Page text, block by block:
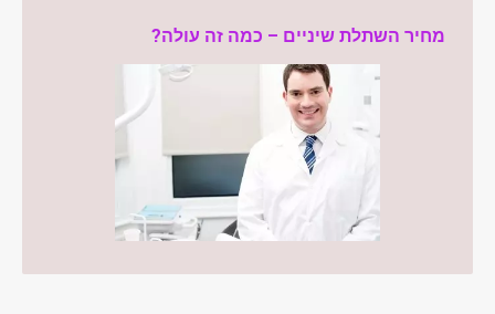
מחיר השתלת שיניים – כמה זה עולה?